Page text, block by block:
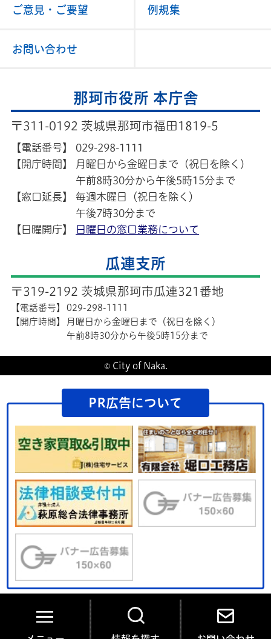
ご意見・ご要望 例規集
お問い合わせ
那珂市役所 本庁舎
〒311-0192 茨城県那珂市福田1819-5
【電話番号】
029-298-1111
【開庁時間】
月曜日から金曜日まで（祝日を除く）
午前8時30分から午後5時15分まで
【窓口延長】
毎週木曜日（祝日を除く）
午後7時30分まで
【日曜開庁】
日曜日の窓口業務について
瓜連支所
〒319-2192 茨城県那珂市瓜連321番地
【電話番号】
029-298-1111
【開庁時間】
月曜日から金曜日まで（祝日を除く）
午前8時30分から午後5時15分まで
© City of Naka.
PR広告について